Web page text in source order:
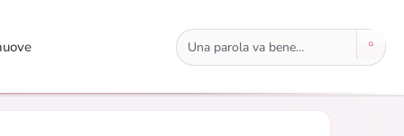
Cerca immagini